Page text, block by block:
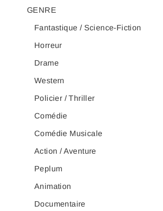
GENRE
Fantastique / Science-Fiction
Horreur
Drame
Western
Policier / Thriller
Comédie
Comédie Musicale
Action / Aventure
Peplum
Animation
Documentaire